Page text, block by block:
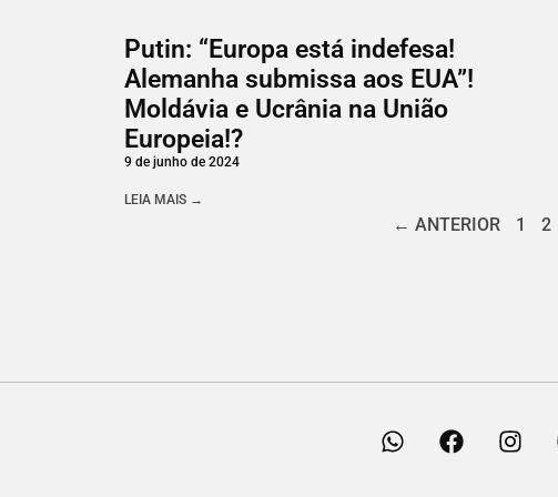
Putin: “Europa está indefesa!
Alemanha submissa aos EUA”!
Moldávia e Ucrânia na União
Europeia!?
9 de junho de 2024
LEIA MAIS →
← ANTERIOR 1 2